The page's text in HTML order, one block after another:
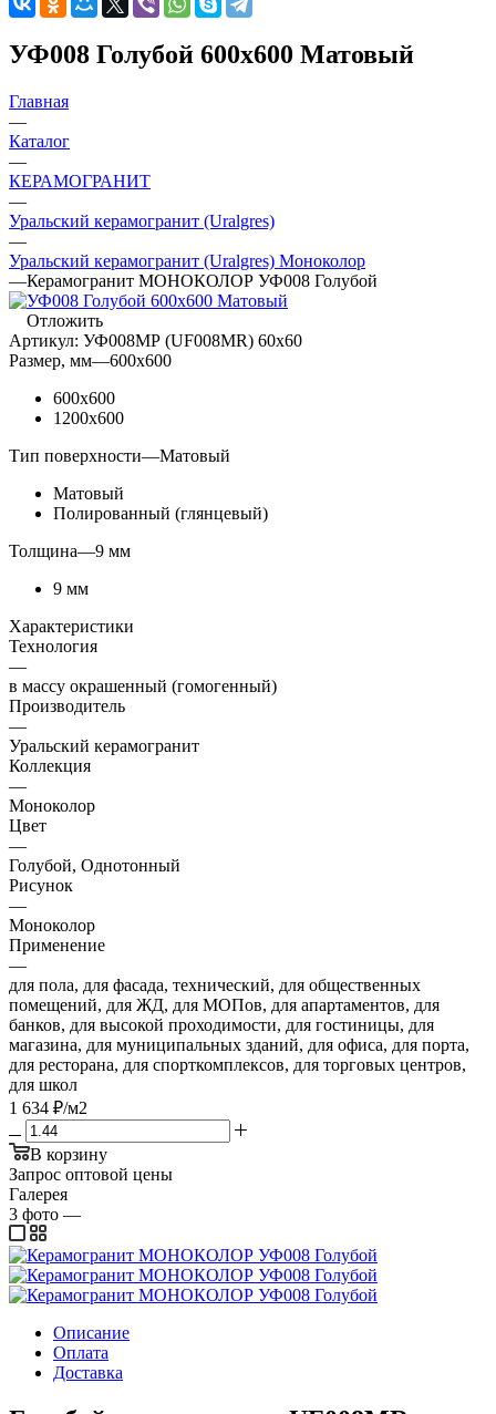
УФ008 Голубой 600x600 Матовый
Главная
—
Каталог
—
КЕРАМОГРАНИТ
—
Уральский керамогранит (Uralgres)
—
Уральский керамогранит (Uralgres) Моноколор
—Керамогранит МОНОКОЛОР УФ008 Голубой
Отложить
Артикул: УФ008МР (UF008MR) 60х60
Размер, мм—600x600
600x600
1200x600
Тип поверхности—Матовый
Матовый
Полированный (глянцевый)
Толщина—9 мм
9 мм
Характеристики
Технология
—
в массу окрашенный (гомогенный)
Производитель
—
Уральский керамогранит
Коллекция
—
Моноколор
Цвет
—
Голубой, Однотонный
Рисунок
—
Моноколор
Применение
—
для пола, для фасада, технический, для общественных
помещений, для ЖД, для МОПов, для апартаментов, для
банков, для высокой проходимости, для гостиницы, для
магазина, для муниципальных зданий, для офиса, для порта,
для ресторана, для спорткомплексов, для торговых центров,
для школ
1 634 ₽/м2
В корзину
Запрос оптовой цены
Галерея
3 фото —
Описание
Оплата
Доставка